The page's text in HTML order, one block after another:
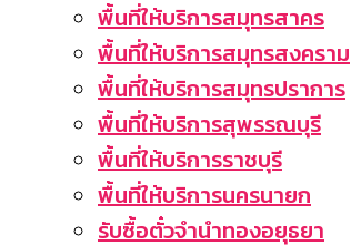
พื้นที่ให้บริการสมุทรสาคร
พื้นที่ให้บริการสมุทรสงคราม
พื้นที่ให้บริการสมุทรปราการ
พื้นที่ให้บริการสุพรรณบุรี
พื้นที่ให้บริการราชบุรี
พื้นที่ให้บริการนครนายก
รับซื้อตั๋วจำนำทองอยุธยา